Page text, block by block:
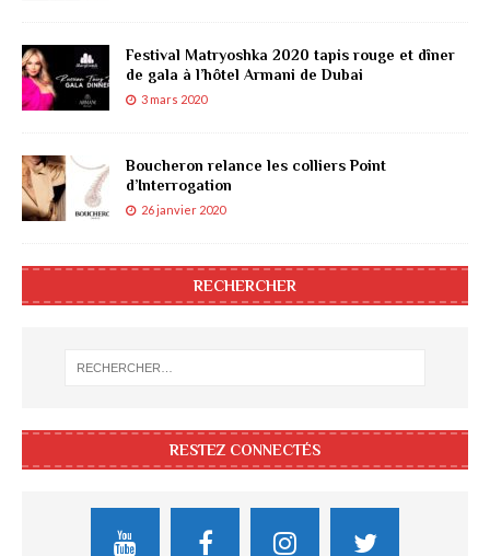
Festival Matryoshka 2020 tapis rouge et dîner
de gala à l’hôtel Armani de Dubai
3 mars 2020
Boucheron relance les colliers Point
d’Interrogation
26 janvier 2020
RECHERCHER
RESTEZ CONNECTÉS